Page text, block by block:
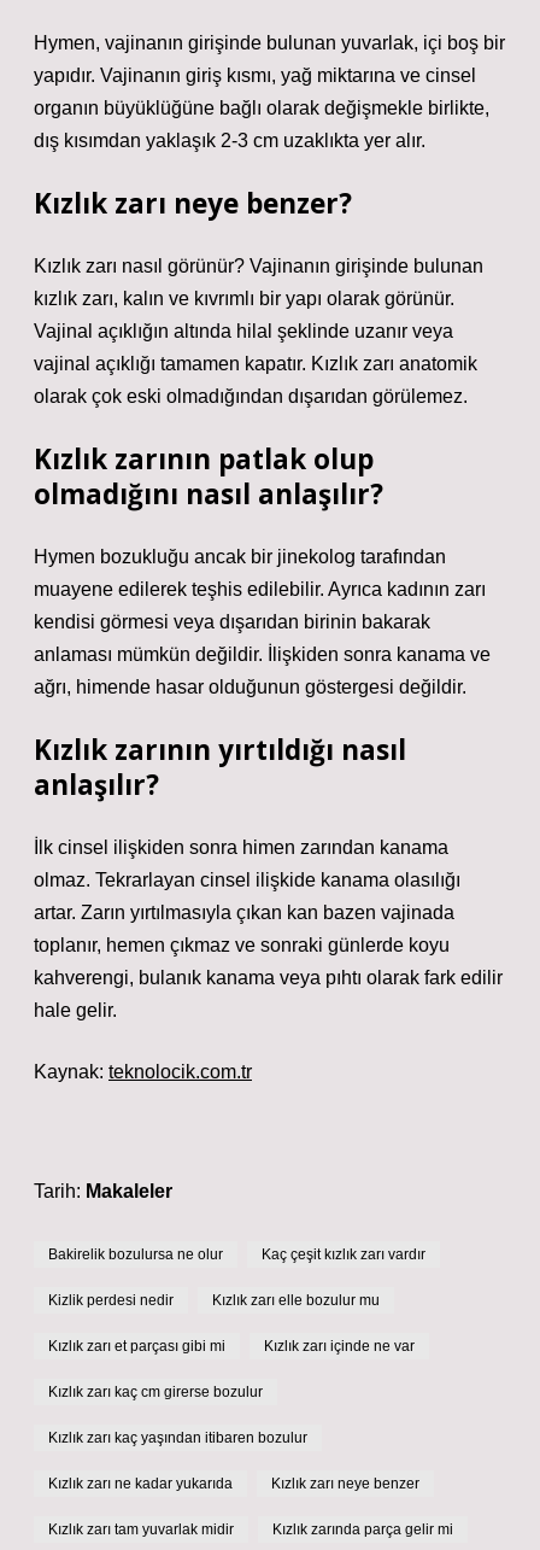
Hymen, vajinanın girişinde bulunan yuvarlak, içi boş bir
yapıdır. Vajinanın giriş kısmı, yağ miktarına ve cinsel
organın büyüklüğüne bağlı olarak değişmekle birlikte,
dış kısımdan yaklaşık 2-3 cm uzaklıkta yer alır.
Kızlık zarı neye benzer?
Kızlık zarı nasıl görünür? Vajinanın girişinde bulunan
kızlık zarı, kalın ve kıvrımlı bir yapı olarak görünür.
Vajinal açıklığın altında hilal şeklinde uzanır veya
vajinal açıklığı tamamen kapatır. Kızlık zarı anatomik
olarak çok eski olmadığından dışarıdan görülemez.
Kızlık zarının patlak olup
olmadığını nasıl anlaşılır?
Hymen bozukluğu ancak bir jinekolog tarafından
muayene edilerek teşhis edilebilir. Ayrıca kadının zarı
kendisi görmesi veya dışarıdan birinin bakarak
anlaması mümkün değildir. İlişkiden sonra kanama ve
ağrı, himende hasar olduğunun göstergesi değildir.
Kızlık zarının yırtıldığı nasıl
anlaşılır?
İlk cinsel ilişkiden sonra himen zarından kanama
olmaz. Tekrarlayan cinsel ilişkide kanama olasılığı
artar. Zarın yırtılmasıyla çıkan kan bazen vajinada
toplanır, hemen çıkmaz ve sonraki günlerde koyu
kahverengi, bulanık kanama veya pıhtı olarak fark edilir
hale gelir.
Kaynak: teknolocik.com.tr
Tarih: Makaleler
Bakirelik bozulursa ne olur Kaç çeşit kızlık zarı vardır
Kizlik perdesi nedir Kızlık zarı elle bozulur mu
Kızlık zarı et parçası gibi mi Kızlık zarı içinde ne var
Kızlık zarı kaç cm girerse bozulur
Kızlık zarı kaç yaşından itibaren bozulur
Kızlık zarı ne kadar yukarıda Kızlık zarı neye benzer
Kızlık zarı tam yuvarlak midir Kızlık zarında parça gelir mi